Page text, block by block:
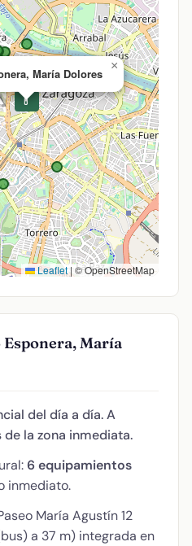
💊
María Dolores
×
Leaflet | © OpenStreetMap
María
del día a día. A
la zona inmediata.
6 equipamientos
inmediato.
María Agustín 12
a 37 m) integrada en